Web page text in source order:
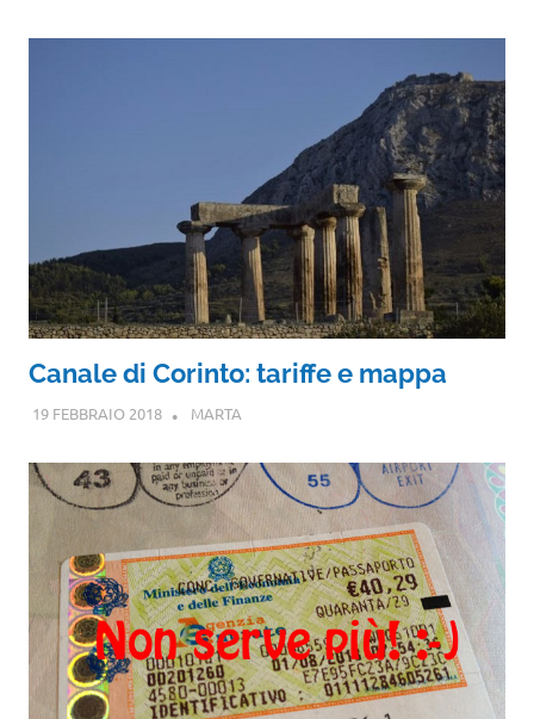
Canale di Corinto: tariffe e mappa
19 FEBBRAIO 2018 MARTA